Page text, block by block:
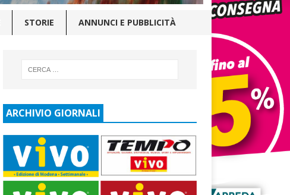
STORIE ANNUNCI E PUBBLICITÀ
ARCHIVIO GIORNALI